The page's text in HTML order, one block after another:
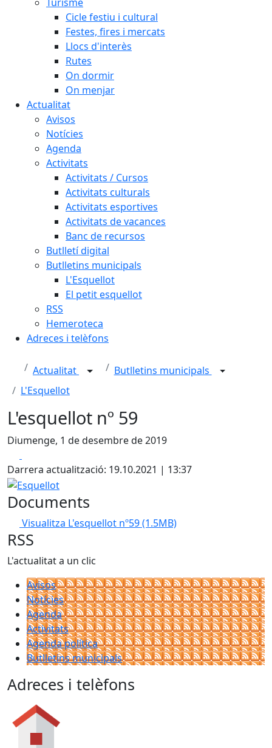
Cicle festiu i cultural
Festes, fires i mercats
Llocs d'interès
Rutes
On dormir
On menjar
Actualitat
Avisos
Notícies
Agenda
Activitats
Activitats / Cursos
Activitats culturals
Activitats esportives
Activitats de vacances
Banc de recursos
Butlletí digital
Butlletins municipals
L'Esquellot
El petit esquellot
RSS
Hemeroteca
Adreces i telèfons
Actualitat
Butlletins municipals
L'Esquellot
L'esquellot nº 59
Diumenge, 1 de desembre de 2019
Darrera actualització: 19.10.2021 | 13:37
Esquellot
Documents
Visualitza L'esquellot nº59(1.5MB)
RSS
L'actualitat a un clic
Avisos
Notícies
Agenda
Activitats
Agenda política
Butlletins municipals
Adreces i telèfons